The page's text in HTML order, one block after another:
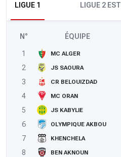
LIGUE 1 LIGUE 2 EST
N° ÉQUIPE
1 MC ALGER
2
JS SAOURA
3
CR BELOUIZDAD
4
MC ORAN
5
JS KABYLIE
6
OLYMPIQUE AKBOU
7
KHENCHELA
8
BEN AKNOUN